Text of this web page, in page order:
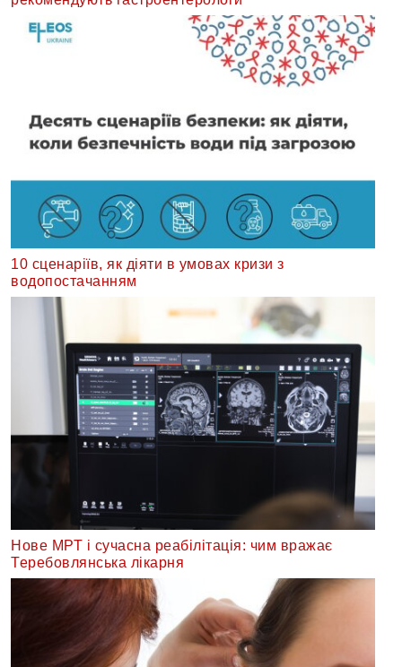
10 сценаріїв, як діяти в умовах кризи з
водопостачанням
Нове МРТ і сучасна реабілітація: чим вражає
Теребовлянська лікарня